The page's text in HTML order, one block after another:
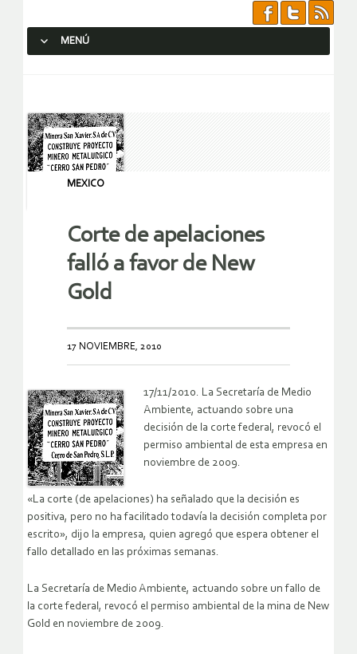
MENÚ
MEXICO
Corte de apelaciones
falló a favor de New
Gold
17 NOVIEMBRE, 2010
17/11/2010. La Secretaría de Medio
Ambiente, actuando sobre una
decisión de la corte federal, revocó el
permiso ambiental de esta empresa en
noviembre de 2009.
«La corte (de apelaciones) ha señalado que la decisión es
positiva, pero no ha facilitado todavía la decisión completa por
escrito», dijo la empresa, quien agregó que espera obtener el
fallo detallado en las próximas semanas.
La Secretaría de Medio Ambiente, actuando sobre un fallo de
la corte federal, revocó el permiso ambiental de la mina de New
Gold en noviembre de 2009.